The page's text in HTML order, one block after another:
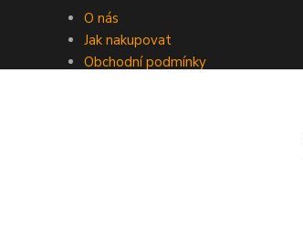
O nás
Jak nakupovat
Obchodní podmínky